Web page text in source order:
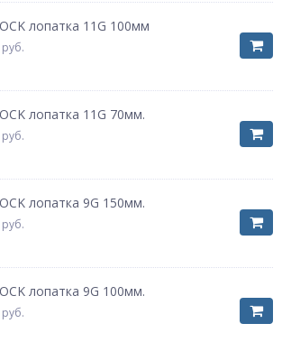
лопатка 11G 100мм
руб.
лопатка 11G 70мм.
руб.
лопатка 9G 150мм.
руб.
лопатка 9G 100мм.
руб.